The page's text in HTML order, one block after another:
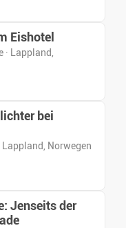
Eishotel
Lappland,
bei
Norwegen
Jenseits der